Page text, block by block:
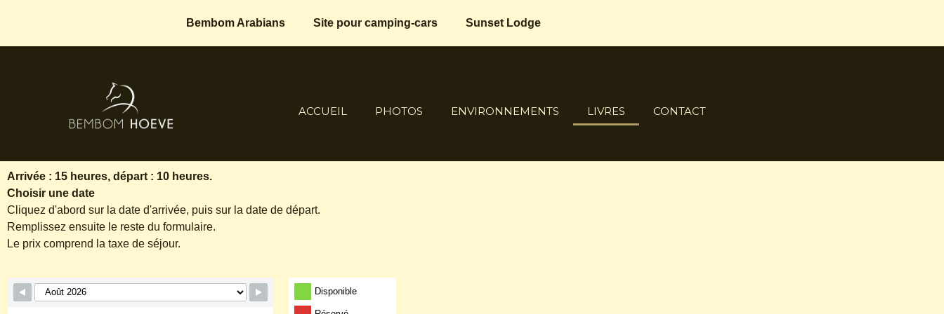
Bembom Arabians Site pour camping-cars Sunset Lodge
ACCUEIL PHOTOS ENVIRONNEMENTS LIVRES CONTACT
Arrivée : 15 heures, départ : 10 heures.
Choisir une date
Cliquez d'abord sur la date d'arrivée, puis sur la date de départ.
Remplissez ensuite le reste du formulaire.
Le prix comprend la taxe de séjour.
Formulaire de réservation de saut Disponible